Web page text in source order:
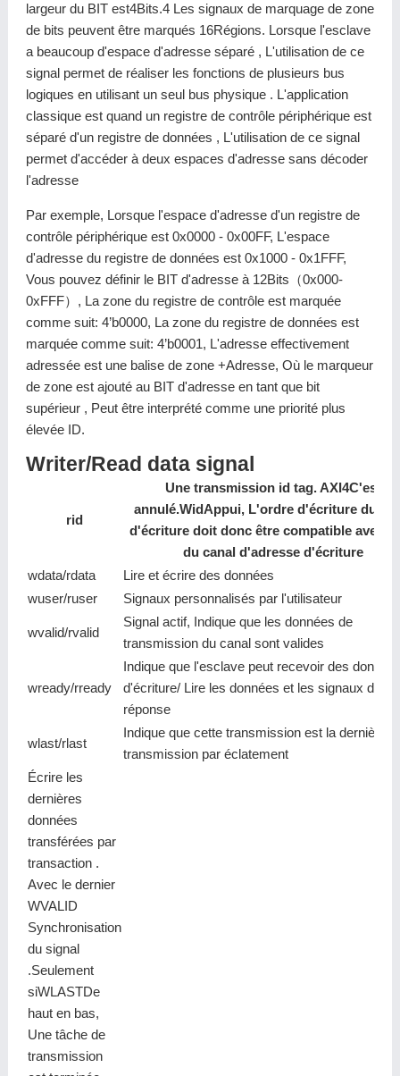
largeur du BIT est4Bits.4 Les signaux de marquage de zone
de bits peuvent être marqués 16Régions. Lorsque l'esclave
a beaucoup d'espace d'adresse séparé , L'utilisation de ce
signal permet de réaliser les fonctions de plusieurs bus
logiques en utilisant un seul bus physique . L'application
classique est quand un registre de contrôle périphérique est
séparé d'un registre de données , L'utilisation de ce signal
permet d'accéder à deux espaces d'adresse sans décoder
l'adresse
Par exemple, Lorsque l'espace d'adresse d'un registre de
contrôle périphérique est 0x0000 - 0x00FF, L'espace
d'adresse du registre de données est 0x1000 - 0x1FFF,
Vous pouvez définir le BIT d'adresse à 12Bits（0x000-
0xFFF）, La zone du registre de contrôle est marquée
comme suit: 4’b0000, La zone du registre de données est
marquée comme suit: 4’b0001, L'adresse effectivement
adressée est une balise de zone +Adresse, Où le marqueur
de zone est ajouté au BIT d'adresse en tant que bit
supérieur , Peut être interprété comme une priorité plus
élevée ID.
Writer/Read data signal
rid
Une transmission id tag. AXI4C'est
annulé.WidAppui, L'ordre d'écriture du
d'écriture doit donc être compatible avec
du canal d'adresse d'écriture
wdata/rdata
Lire et écrire des données
wuser/ruser
Signaux personnalisés par l'utilisateur
wvalid/rvalid
Signal actif, Indique que les données de
transmission du canal sont valides
wready/rready
Indique que l'esclave peut recevoir des
d'écriture/ Lire les données et les signaux de
réponse
wlast/rlast
Indique que cette transmission est la dernière
transmission par éclatement
Écrire les
dernières
données
transférées par
transaction .
Avec le dernier
WVALID
Synchronisation
du signal
.Seulement
siWLASTDe
haut en bas,
Une tâche de
transmission